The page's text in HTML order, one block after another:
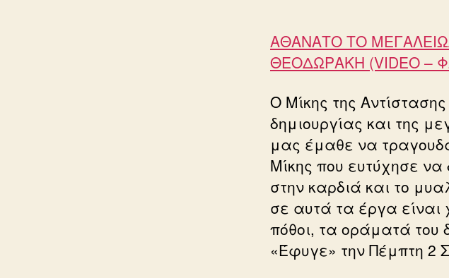
ΑΘΑΝΑΤΟ ΤΟ
ΘΕΟΔΩΡΑΚΗ (VIDEO –
Ο Μίκης της
δημιουργίας και της
μας έμαθε να
Μίκης που ευτύχησε να
στην καρδιά και το
σε αυτά τα έργα είναι
πόθοι, τα οράματά του
«Έφυγε» την Πέμπτη 2